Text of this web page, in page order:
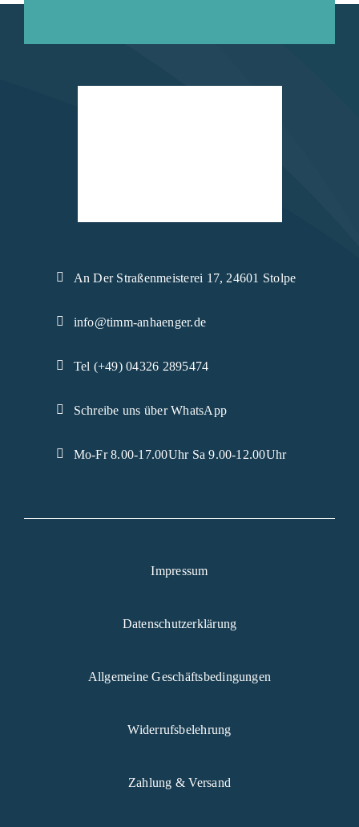
An Der Straßenmeisterei 17, 24601 Stolpe
info@timm-anhaenger.de
Tel (+49) 04326 2895474
Schreibe uns über WhatsApp
Mo-Fr 8.00-17.00Uhr Sa 9.00-12.00Uhr
Impressum
Datenschutzerklärung
Allgemeine Geschäftsbedingungen
Widerrufsbelehrung
Zahlung & Versand